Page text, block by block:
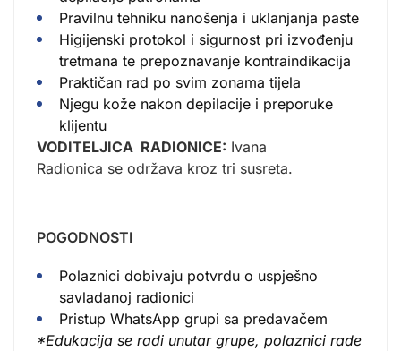
Pravilnu tehniku nanošenja i uklanjanja paste
Higijenski protokol i sigurnost pri izvođenju
tretmana te prepoznavanje kontraindikacija
Praktičan rad po svim zonama tijela
Njegu kože nakon depilacije i preporuke
klijentu
VODITELJICA RADIONICE: Ivana
Radionica se održava kroz tri susreta.
POGODNOSTI
Polaznici dobivaju potvrdu o uspješno
savladanoj radionici
Pristup WhatsApp grupi sa predavačem
*Edukacija se radi unutar grupe, polaznici rade